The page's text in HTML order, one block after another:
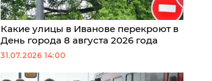
Какие улицы в Иванове перекроют в
День города 8 августа 2026 года
31.07.2026 14:00